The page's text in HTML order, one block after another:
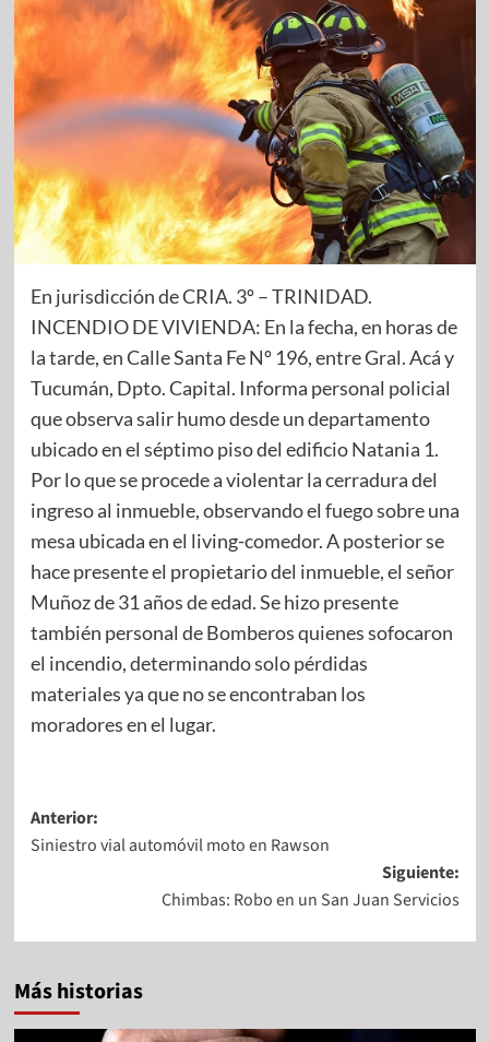
En jurisdicción de CRIA. 3º – TRINIDAD.
INCENDIO DE VIVIENDA: En la fecha, en horas de
la tarde, en Calle Santa Fe Nº 196, entre Gral. Acá y
Tucumán, Dpto. Capital. Informa personal policial
que observa salir humo desde un departamento
ubicado en el séptimo piso del edificio Natania 1.
Por lo que se procede a violentar la cerradura del
ingreso al inmueble, observando el fuego sobre una
mesa ubicada en el living-comedor. A posterior se
hace presente el propietario del inmueble, el señor
Muñoz de 31 años de edad. Se hizo presente
también personal de Bomberos quienes sofocaron
el incendio, determinando solo pérdidas
materiales ya que no se encontraban los
moradores en el lugar.
Anterior:
Siniestro vial automóvil moto en Rawson
Siguiente:
Chimbas: Robo en un San Juan Servicios
Más historias